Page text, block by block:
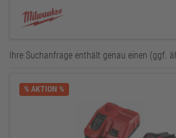
Ihre Suchanfrage enthält genau einen (ggf.
% AKTION %